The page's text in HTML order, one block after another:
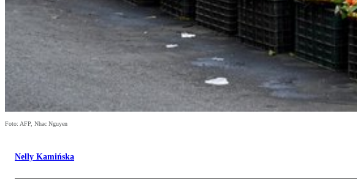
Foto: AFP, Nhac Nguyen
Nelly Kamińska